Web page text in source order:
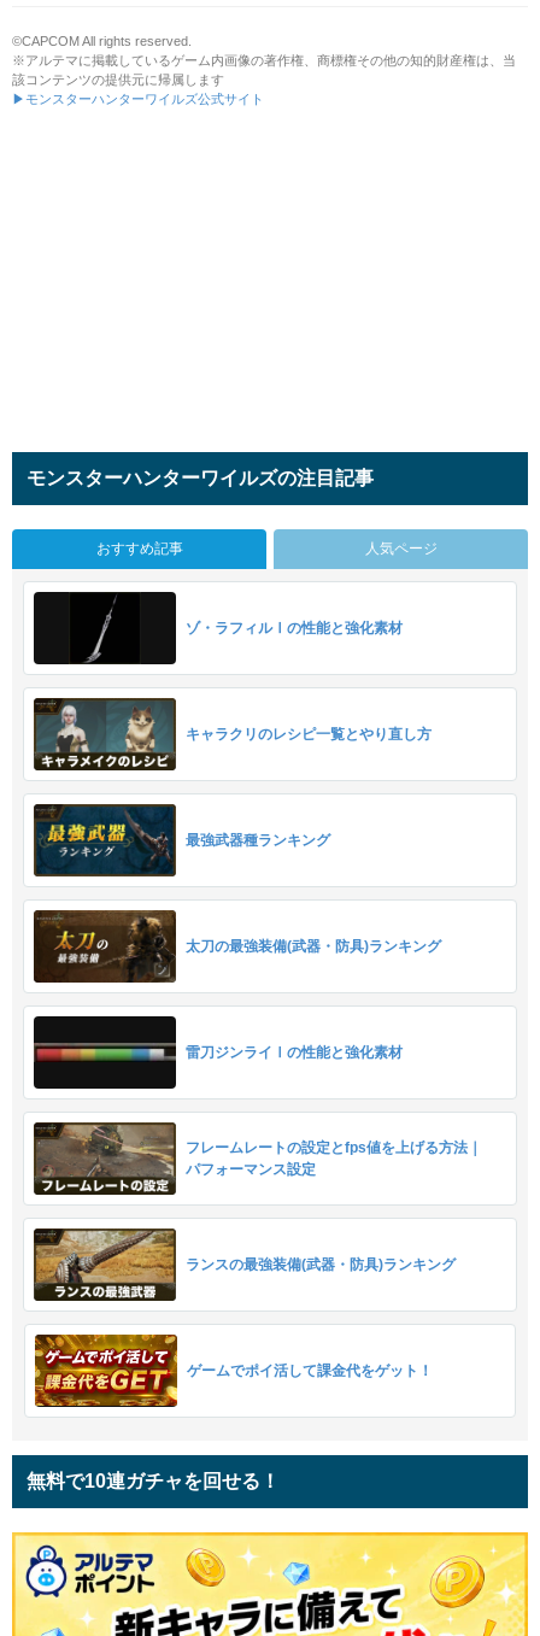
©CAPCOM All rights reserved.
※アルテマに掲載しているゲーム内画像の著作権、商標権その他の知的財産権は、当
該コンテンツの提供元に帰属します
▶モンスターハンターワイルズ公式サイト
モンスターハンターワイルズの注目記事
おすすめ記事 人気ページ
ゾ・ラフィルⅠの性能と強化素材
キャラクリのレシピ一覧とやり直し方
最強武器種ランキング
太刀の最強装備(武器・防具)ランキング
雷刀ジンライⅠの性能と強化素材
フレームレートの設定とfps値を上げる方法｜
パフォーマンス設定
ランスの最強装備(武器・防具)ランキング
ゲームでポイ活して課金代をゲット！
無料で10連ガチャを回せる！